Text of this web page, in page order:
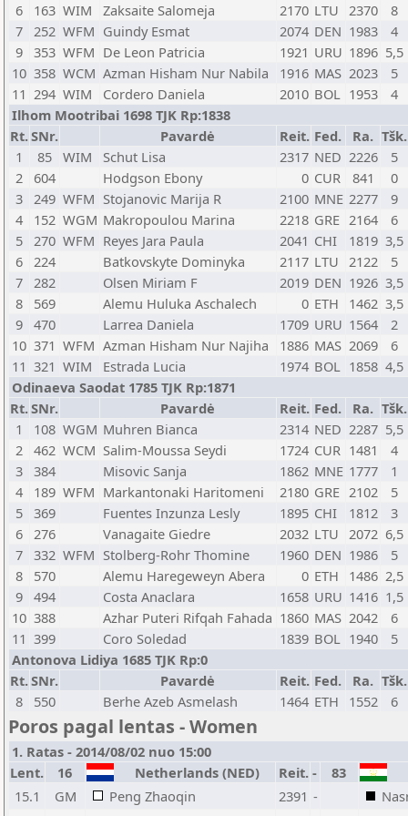
6
163 WIM Zaksaite Salomeja 2170 LTU 2370
8
7
252 WFM Guindy Esmat 2074 DEN 1983
4
9
353 WFM De Leon Patricia 1921 URU 1896 5,5
10 358 WCM Azman Hisham Nur Nabila 1916 MAS 2023
5
11 294 WIM Cordero Daniela 2010 BOL 1953
4
Ilhom Mootribai 1698 TJK Rp:1838
Rt.SNr. Pavardė Reit. Fed. Ra. Tšk.
1
85 WIM Schut Lisa 2317 NED 2226
5
2
604 Hodgson Ebony 0 CUR 841
0
3
249 WFM Stojanovic Marija R 2100 MNE 2277
9
4
152 WGM Makropoulou Marina 2218 GRE 2164
6
5
270 WFM Reyes Jara Paula 2041 CHI 1819 3,5
6
224 Batkovskyte Dominyka 2117 LTU 2122
5
7
282 Olsen Miriam F 2019 DEN 1926 3,5
8
569 Alemu Huluka Aschalech 0 ETH 1462 3,5
9
470 Larrea Daniela 1709 URU 1564
2
10 371 WFM Azman Hisham Nur Najiha 1886 MAS 2069
6
11 321 WIM Estrada Lucia 1974 BOL 1858 4,5
Odinaeva Saodat 1785 TJK Rp:1871
Rt.SNr. Pavardė Reit. Fed. Ra. Tšk.
1
108 WGM Muhren Bianca 2314 NED 2287 5,5
2
462 WCM Salim-Moussa Seydi 1724 CUR 1481
4
3
384 Misovic Sanja 1862 MNE 1777
1
4
189 WFM Markantonaki Haritomeni 2180 GRE 2102
5
5
369 Fuentes Inzunza Lesly 1895 CHI 1812
3
6
276 Vanagaite Giedre 2032 LTU 2072 6,5
7
332 WFM Stolberg-Rohr Thomine 1960 DEN 1986
5
8
570 Alemu Haregeweyn Abera 0 ETH 1486 2,5
9
494 Costa Anaclara 1658 URU 1416 1,5
10 388 Azhar Puteri Rifqah Fahada 1860 MAS 2042
6
11 399 Coro Soledad 1839 BOL 1940
5
Antonova Lidiya 1685 TJK Rp:0
Rt.SNr. Pavardė Reit. Fed. Ra. Tšk.
8
550 Berhe Azeb Asmelash 1464 ETH 1552 6
Poros pagal lentas - Women
1. Ratas - 2014/08/02 nuo 15:00
Lent.
16 Netherlands (NED) Reit. -
83
15.1
GM Peng Zhaoqin 2391 -